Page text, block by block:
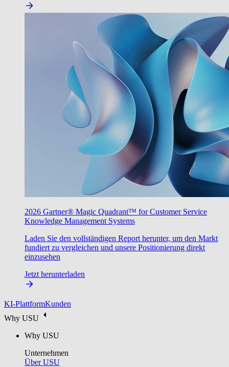
2026 Gartner® Magic Quadrant™ for Customer Service
Knowledge Management Systems
Laden Sie den vollständigen Report herunter, um den Markt
fundiert zu vergleichen und unsere Positionierung direkt
einzusehen
Jetzt herunterladen
KI-PlattformKunden
Why USU
Why USU
Unternehmen
Über USU